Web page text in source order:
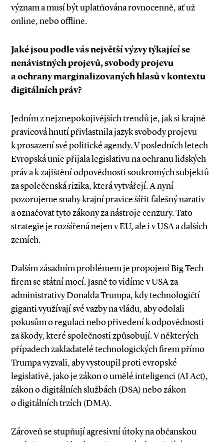
význam a musí být uplatňována rovnocenně, ať už
online, nebo offline.
Jaké jsou podle vás největší výzvy týkající se
nenávistných projevů, svobody projevu
a ochrany marginalizovaných hlasů v kontextu
digitálních práv?
Jedním z nejznepokojivějších trendů je, jak si krajně
pravicová hnutí přivlastnila jazyk svobody projevu
k prosazení své politické agendy. V posledních letech
Evropská unie přijala legislativu na ochranu lidských
práv a k zajištění odpovědnosti soukromých subjektů
za společenská rizika, která vytvářejí. A nyní
pozorujeme snahy krajní pravice šířit falešný narativ
a označovat tyto zákony za nástroje cenzury. Tato
strategie je rozšířená nejen v EU, ale i v USA a dalších
zemích.
Dalším zásadním problémem je propojení Big Tech
firem se státní mocí. Jasně to vidíme v USA za
administrativy Donalda Trumpa, kdy technologičtí
giganti využívají své vazby na vládu, aby odolali
pokusům o regulaci nebo přivedení k odpovědnosti
za škody, které společnosti způsobují. V některých
případech zakladatelé technologických firem přímo
Trumpa vyzvali, aby vystoupil proti evropské
legislativě, jako je zákon o umělé inteligenci (AI Act),
zákon o digitálních službách (DSA) nebo zákon
o digitálních trzích (DMA).
Zároveň se stupňují agresivní útoky na občanskou